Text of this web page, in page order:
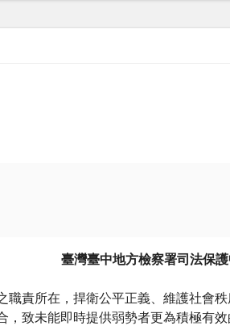
臺灣臺中地方檢察署司法保
責所在，捍衛公平正義、維護社會秩
致未能即時提供弱勢者更為積極有